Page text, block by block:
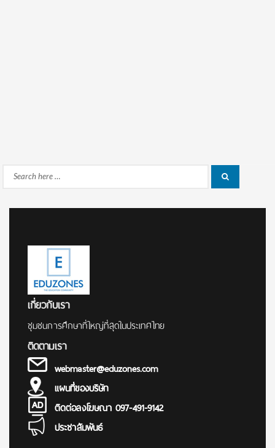
Search
เกี่ยวกับเรา
ชุมชนการศึกษาที่ใหญ่ที่สุดในประเทศไทย
ติดตามเรา
webmaster@eduzones.com
แผนที่ของบริษัท
ติดต่อลงโฆษณา 097-491-9142
ประชาสัมพันธ์